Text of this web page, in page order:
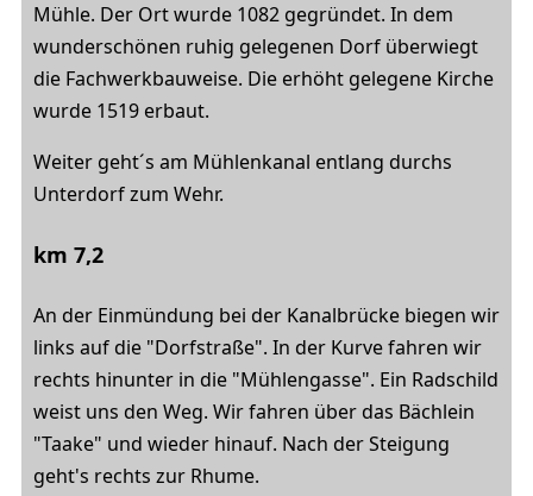
Mühle. Der Ort wurde 1082 gegründet. In dem
wunderschönen ruhig gelegenen Dorf überwiegt
die Fachwerkbauweise. Die erhöht gelegene Kirche
wurde 1519 erbaut.
Weiter geht´s am Mühlenkanal entlang durchs
Unterdorf zum Wehr.
km 7,2
An der Einmündung bei der Kanalbrücke biegen wir
links auf die "Dorfstraße". In der Kurve fahren wir
rechts hinunter in die "Mühlengasse". Ein Radschild
weist uns den Weg. Wir fahren über das Bächlein
"Taake" und wieder hinauf. Nach der Steigung
geht's rechts zur Rhume.